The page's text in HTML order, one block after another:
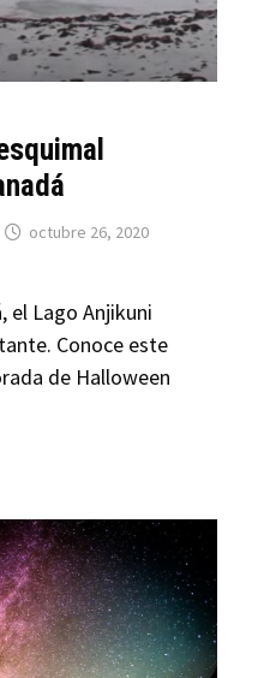
octubre 26, 2020
el Lago Anjikuni
Conoce este
de Halloween